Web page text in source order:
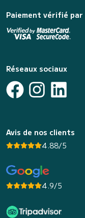
Paiement vérifié par
Réseaux sociaux
Avis de nos clients
4.88/5
4.9/5